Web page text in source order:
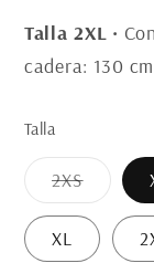
Talla 2XL •
cadera: 130
Talla
2XSVariante
agotada
o
no
XL